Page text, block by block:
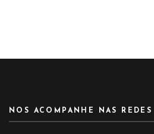
NOS ACOMPANHE NAS REDES